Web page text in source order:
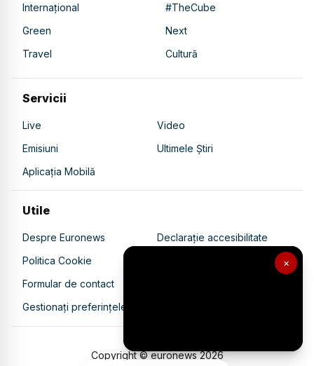
×
Internațional
#TheCube
Green
Next
Travel
Cultură
Servicii
Live
Video
Emisiuni
Ultimele Știri
Aplicația Mobilă
Utile
Despre Euronews
Declarație accesibilitate
Politica Cookie
Politica de confidențialitate
Formular de contact
Gestionați preferințele
Copyright © euronews2026